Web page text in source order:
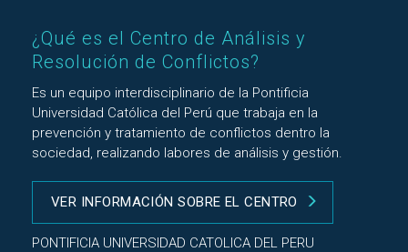
¿Qué es el Centro de Análisis y
Resolución de Conflictos?
Es un equipo interdisciplinario de la Pontificia
Universidad Católica del Perú que trabaja en la
prevención y tratamiento de conflictos dentro la
sociedad, realizando labores de análisis y gestión.
VER INFORMACIÓN SOBRE EL CENTRO
PONTIFICIA UNIVERSIDAD CATOLICA DEL PERU